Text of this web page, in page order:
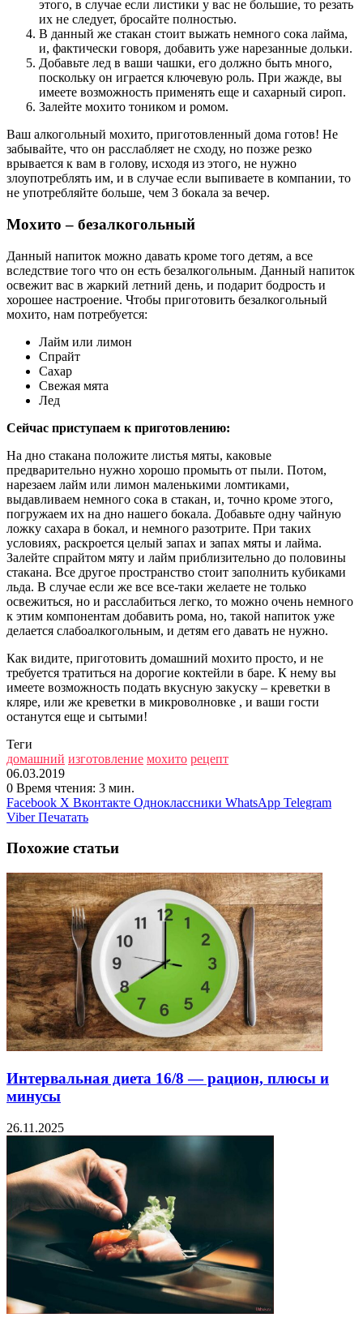
этого, в случае если листики у вас не большие, то резать
их не следует, бросайте полностью.
В данный же стакан стоит выжать немного сока лайма,
и, фактически говоря, добавить уже нарезанные дольки.
Добавьте лед в ваши чашки, его должно быть много,
поскольку он играется ключевую роль. При жажде, вы
имеете возможность применять еще и сахарный сироп.
Залейте мохито тоником и ромом.
Ваш алкогольный мохито, приготовленный дома готов! Не
забывайте, что он расслабляет не сходу, но позже резко
врывается к вам в голову, исходя из этого, не нужно
злоупотреблять им, и в случае если выпиваете в компании, то
не употребляйте больше, чем 3 бокала за вечер.
Мохито – безалкогольный
Данный напиток можно давать кроме того детям, а все
вследствие того что он есть безалкогольным. Данный напиток
освежит вас в жаркий летний день, и подарит бодрость и
хорошее настроение. Чтобы приготовить безалкогольный
мохито, нам потребуется:
Лайм или лимон
Спрайт
Сахар
Свежая мята
Лед
Сейчас приступаем к приготовлению:
На дно стакана положите листья мяты, каковые
предварительно нужно хорошо промыть от пыли. Потом,
нарезаем лайм или лимон маленькими ломтиками,
выдавливаем немного сока в стакан, и, точно кроме этого,
погружаем их на дно нашего бокала. Добавьте одну чайную
ложку сахара в бокал, и немного разотрите. При таких
условиях, раскроется целый запах и запах мяты и лайма.
Залейте спрайтом мяту и лайм приблизительно до половины
стакана. Все другое пространство стоит заполнить кубиками
льда. В случае если же все все-таки желаете не только
освежиться, но и расслабиться легко, то можно очень немного
к этим компонентам добавить рома, но, такой напиток уже
делается слабоалкогольным, и детям его давать не нужно.
Как видите, приготовить домашний мохито просто, и не
требуется тратиться на дорогие коктейли в баре. К нему вы
имеете возможность подать вкусную закуску – креветки в
кляре, или же креветки в микроволновке , и ваши гости
останутся еще и сытыми!
Теги
домашний изготовление мохито рецепт
06.03.2019
0 Время чтения: 3 мин.
Facebook X Вконтакте Одноклассники WhatsApp Telegram
Viber Печатать
Похожие статьи
Интервальная диета 16/8 — рацион, плюсы и
минусы
26.11.2025